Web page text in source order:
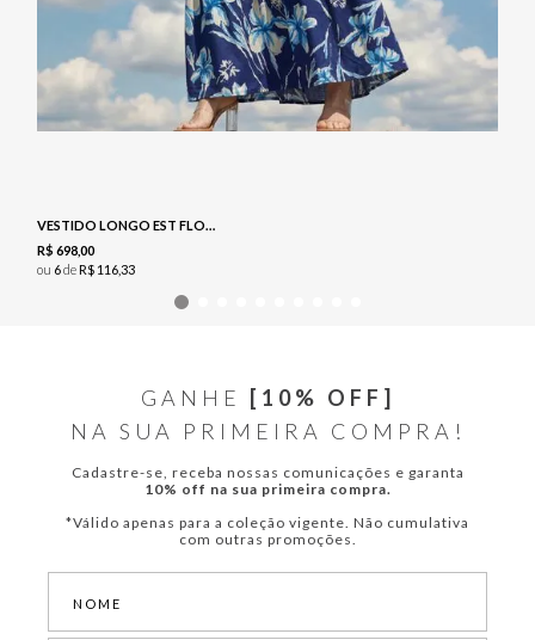
VESTIDO LONGO EST FLORAL - NAVY
R$ 69800
ou 6deR$ 11633
GANHE
[10% OFF]
NA SUA PRIMEIRA COMPRA!
Cadastre-se, receba nossas comunicações e garanta
10% off na sua primeira compra.
*Válido apenas para a coleção vigente. Não cumulativa
com outras promoções.